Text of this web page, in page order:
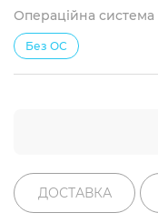
Операційна система
Без ОС
ДОСТАВКА